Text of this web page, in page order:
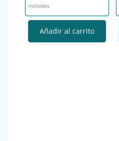
incluidos
Añadir al carrito